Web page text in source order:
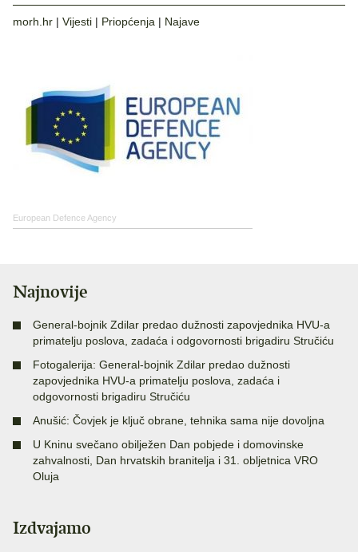
morh.hr | Vijesti | Priopćenja | Najave
European Defence Agency
Najnovije
General-bojnik Zdilar predao dužnosti zapovjednika HVU-a
primatelju poslova, zadaća i odgovornosti brigadiru Stručiću
Fotogalerija: General-bojnik Zdilar predao dužnosti
zapovjednika HVU-a primatelju poslova, zadaća i
odgovornosti brigadiru Stručiću
Anušić: Čovjek je ključ obrane, tehnika sama nije dovoljna
U Kninu svečano obilježen Dan pobjede i domovinske
zahvalnosti, Dan hrvatskih branitelja i 31. obljetnica VRO
Oluja
Izdvajamo